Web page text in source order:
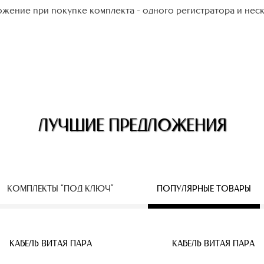
при покупке комплекта - одного регистратора и
ЛУЧШИЕ ПРЕДЛОЖЕНИЯ
КОМПЛЕКТЫ “ПОД КЛЮЧ” ПОПУЛЯРНЫЕ ТОВАРЫ
IP КАМЕРЫ КАБЕЛЬ ВИТАЯ ПАРА
КАБЕЛЬ ВИТАЯ ПАРА КАБЕЛЬ ВИТАЯ ПАРА
КАБЕЛЬ ВИТАЯ ПАРА КАБЕЛЬ ВИТАЯ ПАРА